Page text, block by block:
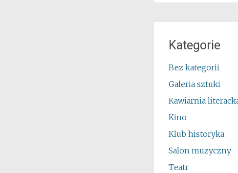
Kategorie
Bez kategorii
Galeria sztuki
Kawiarnia
Kino
Klub historyka
Salon muzyczny
Teatr